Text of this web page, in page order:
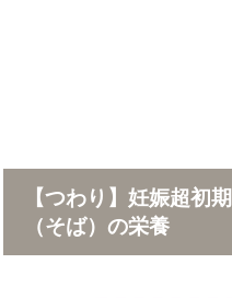
【つわり】妊娠超初
（そば）の栄養